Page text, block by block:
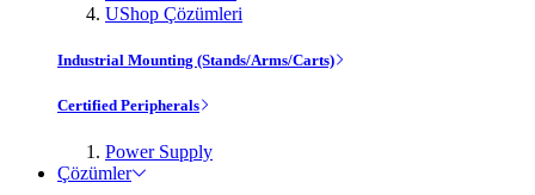
UShop Çözümleri
Industrial Mounting (Stands/Arms/Carts)
Certified Peripherals
Power Supply
Çözümler